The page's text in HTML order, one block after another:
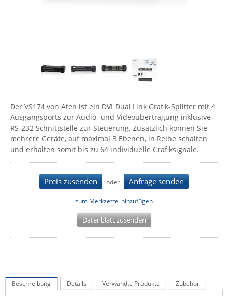
Enginko - mcf88
Fokus Technologies
Gefen
Guntermann & Drunck
High Sec Labs
IEC Lock
Kramer Electronics
Der VS174 von Aten ist ein DVI Dual Link Grafik-Splitter mit 4
Ausgangsports zur Audio- und Videoübertragung inklusive
RS-232 Schnittstelle zur Steuerung. Zusätzlich können Sie
mehrere Geräte, auf maximal 3 Ebenen, in Reihe schalten
und erhalten somit bis zu 64 individuelle Grafiksignale.
Preis zusenden oder Anfrage senden
zum Merkzettel hinzufügen
Datenblatt zusenden
Beschreibung Details Verwandte Produkte Zubehör